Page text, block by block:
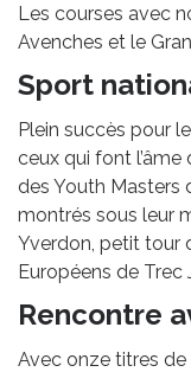
Les courses avec
Avenches et le
Sport
Plein succès pour
ceux qui font
des Youth Masters
montrés sous leur
Yverdon, petit tour
Européens de Trec
Rencontre
Avec onze titres de